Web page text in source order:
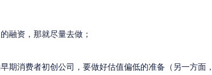
融资，那就尽量去做；
期消费者初创公司，要做好估值偏低的准备（另一方面